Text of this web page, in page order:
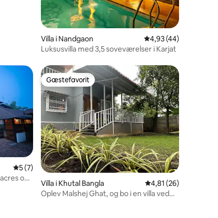
Villa i Nandgaon 4,93 ud af 5 i
4,93 (44)
Luksusvilla med 3,5 soveværelser i Karjat
5 ud af 5 i gennemsnitlig bedømmelse, 7 omtaler
5 (7)
Gæstefavorit
Gæstefavorit
Villa i Khutal Bangla 4,81 ud af 5 i
4,81 (26)
Oplev Malshej Ghat, og bo i en villa ved